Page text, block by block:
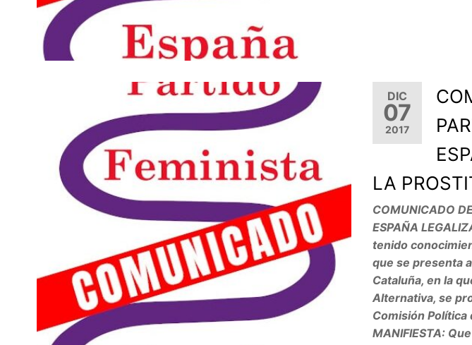
DIC
07
2017
LA
COMUNICADO
ESPAÑA
tenido
que se presenta
Cataluña, en la
Alternativa, se
Comisión Política
MANIFIESTA: